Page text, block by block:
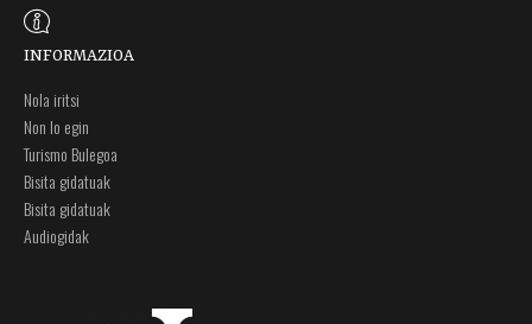
INFORMAZIOA
Nola iritsi
Non lo egin
Turismo Bulegoa
Bisita gidatuak
Bisita gidatuak
Audiogidak